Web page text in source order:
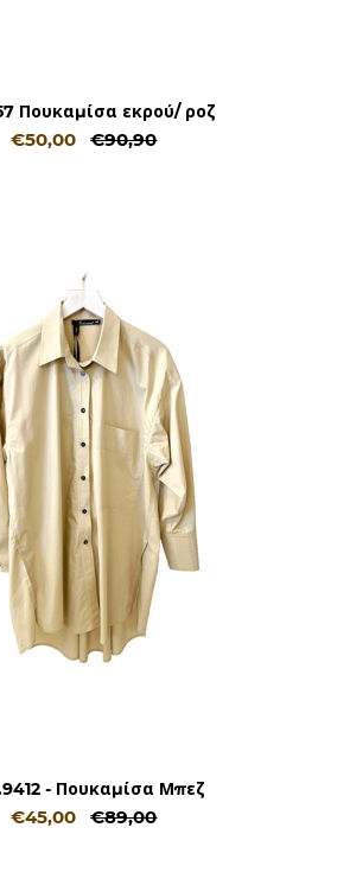
Πουκαμίσα εκρού/ ροζ
€50,00 €90,90
- Πουκαμίσα Μπεζ
€45,00 €89,00